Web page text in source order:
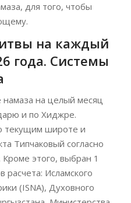
для того, чтобы
на каждый
года. Системы
намаза на целый месяц
и по Хиджре.
текущим широте и
Типчаковый согласно
этого, выбран 1
Исламского
(ISNA), Духовного